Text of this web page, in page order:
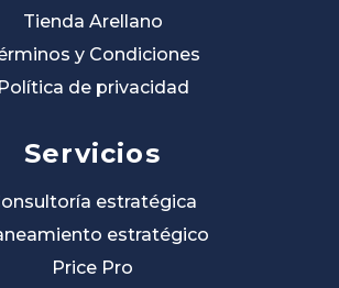
Tienda Arellano
y Condiciones
Política de privacidad
Servicios
estratégica
estratégico
Price Pro